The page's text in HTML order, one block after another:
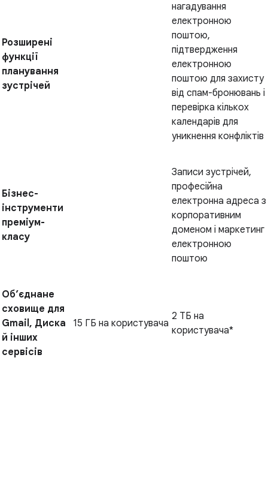
Розширені
функції
планування
зустрічей
нагадування
електронною
поштою,
підтвердження
електронною
поштою для захисту
від спам-бронювань і
перевірка кількох
календарів для
уникнення конфліктів
Бізнес-
інструменти
преміум-
класу
Записи зустрічей,
професійна
електронна адреса з
корпоративним
доменом і маркетинг
електронною
поштою
Об’єднане
сховище для
Gmail, Диска
й інших
сервісів
15 ГБ на користувача
2 ТБ на
користувача*